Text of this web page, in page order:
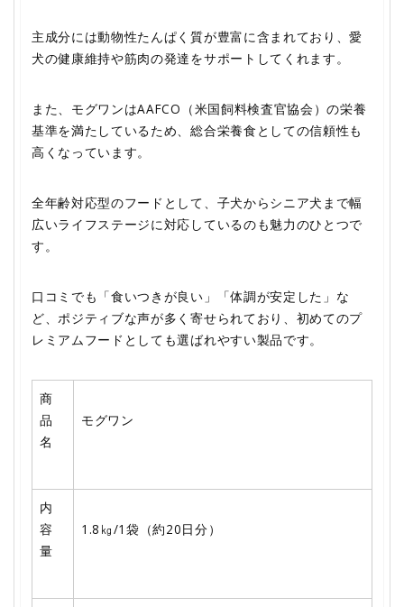
主成分には動物性たんぱく質が豊富に含まれており、愛
犬の健康維持や筋肉の発達をサポートしてくれます。
また、モグワンはAAFCO（米国飼料検査官協会）の栄養
基準を満たしているため、総合栄養食としての信頼性も
高くなっています。
全年齢対応型のフードとして、子犬からシニア犬まで幅
広いライフステージに対応しているのも魅力のひとつで
す。
口コミでも「食いつきが良い」「体調が安定した」な
ど、ポジティブな声が多く寄せられており、初めてのプ
レミアムフードとしても選ばれやすい製品です。
商
品
名
モグワン
内
容
量
1.8㎏/1袋（約20日分）